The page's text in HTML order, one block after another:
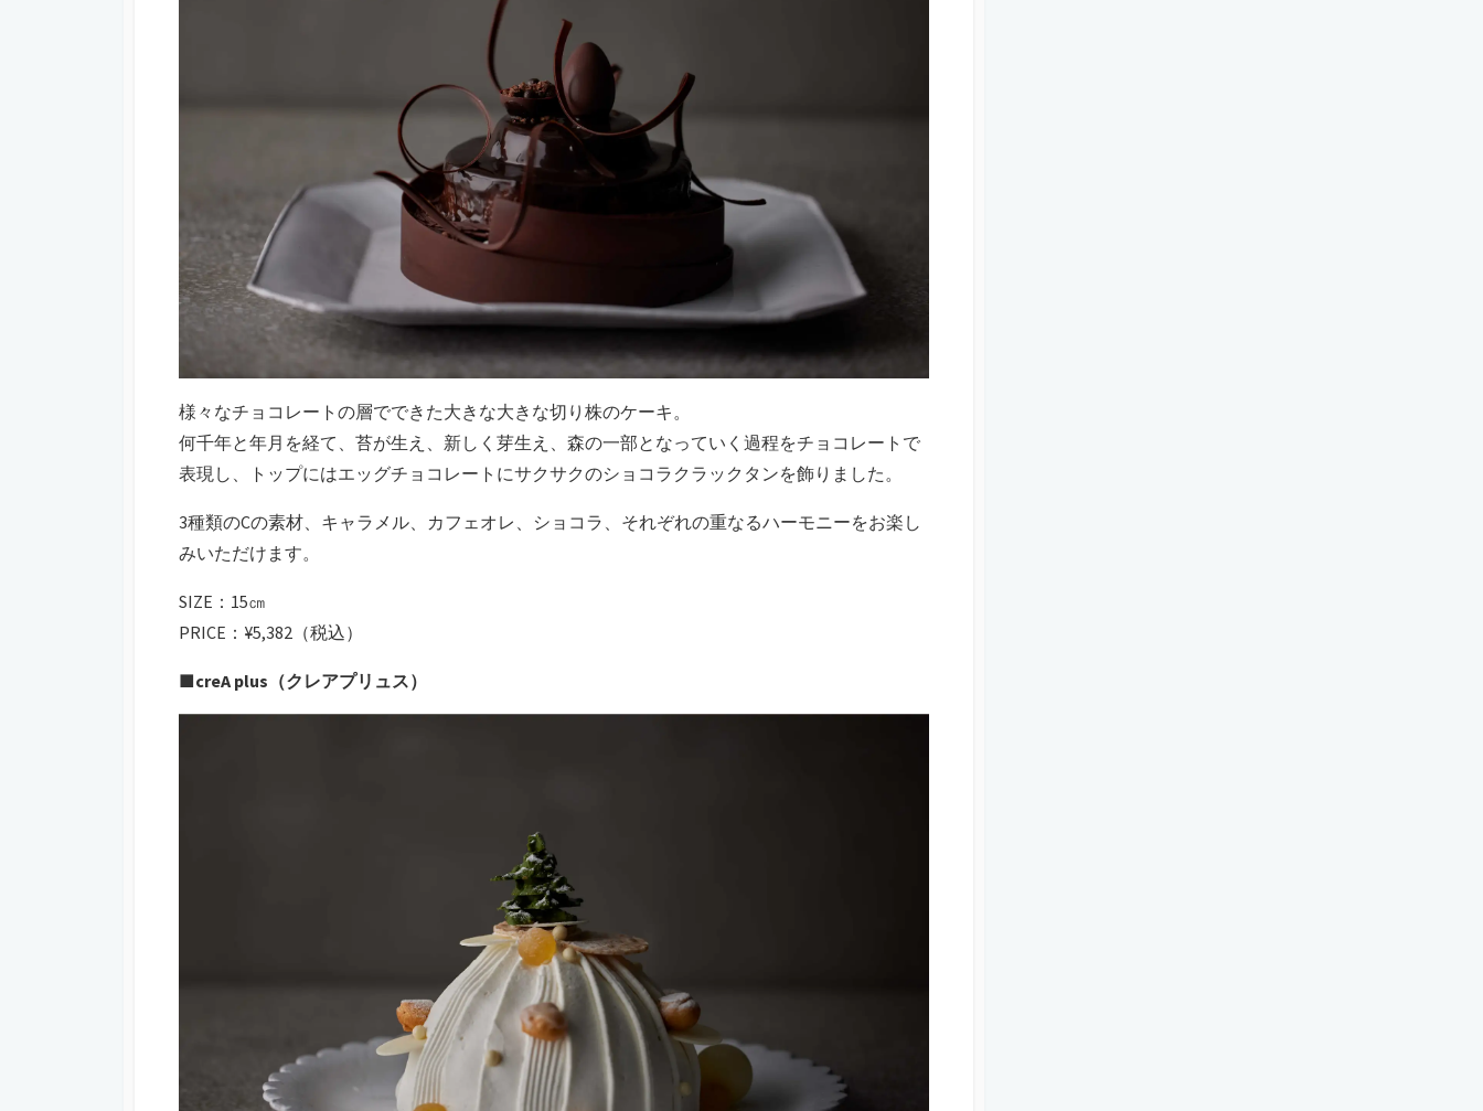
様々なチョコレートの層でできた大きな大きな切り株のケーキ。
何千年と年月を経て、苔が生え、新しく芽生え、森の一部となっていく過程をチョコレートで
表現し、トップにはエッグチョコレートにサクサクのショコラクラックタンを飾りました。
3種類のCの素材、キャラメル、カフェオレ、ショコラ、それぞれの重なるハーモニーをお楽し
みいただけます。
SIZE：15㎝
PRICE：¥5,382（税込）
■creA plus（クレアプリュス）